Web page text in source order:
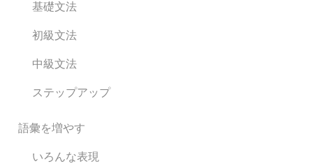
基礎文法
初級文法
中級文法
ステップアップ
語彙を増やす
いろんな表現